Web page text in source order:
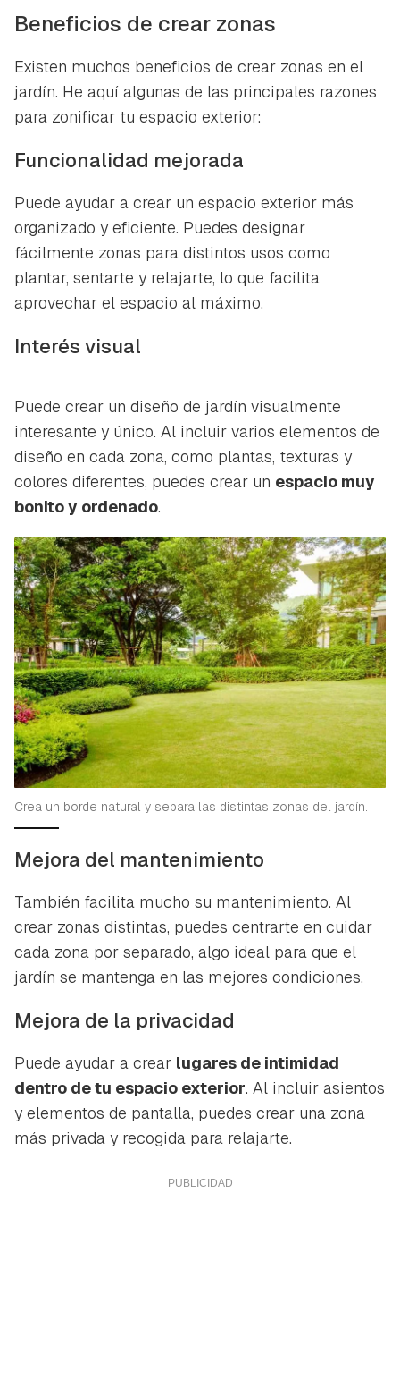
Beneficios de crear zonas
Existen muchos beneficios de crear zonas en el
jardín. He aquí algunas de las principales razones
para zonificar tu espacio exterior:
Funcionalidad mejorada
Puede ayudar a crear un espacio exterior más
organizado y eficiente. Puedes designar
fácilmente zonas para distintos usos como
plantar, sentarte y relajarte, lo que facilita
aprovechar el espacio al máximo.
Interés visual
Puede crear un diseño de jardín visualmente
interesante y único. Al incluir varios elementos de
diseño en cada zona, como plantas, texturas y
colores diferentes, puedes crear un espacio muy
bonito y ordenado.
Crea un borde natural y separa las distintas zonas del jardín.
Mejora del mantenimiento
También facilita mucho su mantenimiento. Al
crear zonas distintas, puedes centrarte en cuidar
cada zona por separado, algo ideal para que el
jardín se mantenga en las mejores condiciones.
Mejora de la privacidad
Puede ayudar a crear lugares de intimidad
dentro de tu espacio exterior. Al incluir asientos
y elementos de pantalla, puedes crear una zona
más privada y recogida para relajarte.